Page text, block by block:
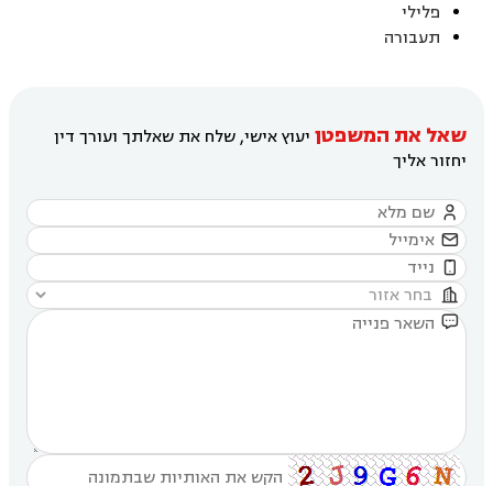
פלילי
תעבורה
שאל את המשפטן יעוץ אישי, שלח את שאלתך ועורך דין
יחזור אליך




